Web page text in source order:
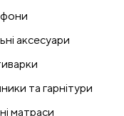
аксесуари
та гарнітури
матраси